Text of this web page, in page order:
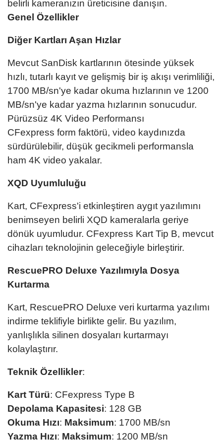
belirli kameranızın üreticisine danışın.
Genel Özellikler
Diğer Kartları Aşan Hızlar
Mevcut SanDisk kartlarının ötesinde yüksek
hızlı, tutarlı kayıt ve gelişmiş bir iş akışı verimliliği,
1700 MB/sn'ye kadar okuma hızlarının ve 1200
MB/sn'ye kadar yazma hızlarının sonucudur.
Pürüzsüz 4K Video Performansı
CFexpress form faktörü, video kaydınızda
sürdürülebilir, düşük gecikmeli performansla
ham 4K video yakalar.
XQD Uyumluluğu
Kart, CFexpress'i etkinleştiren aygıt yazılımını
benimseyen belirli XQD kameralarla geriye
dönük uyumludur. CFexpress Kart Tip B, mevcut
cihazları teknolojinin geleceğiyle birleştirir.
RescuePRO Deluxe Yazılımıyla Dosya
Kurtarma
Kart, RescuePRO Deluxe veri kurtarma yazılımı
indirme teklifiyle birlikte gelir. Bu yazılım,
yanlışlıkla silinen dosyaları kurtarmayı
kolaylaştırır.
Teknik Özellikler:
Kart Türü: CFexpress Type B
Depolama Kapasitesi: 128 GB
Okuma Hızı: Maksimum: 1700 MB/sn
Yazma Hızı: Maksimum: 1200 MB/sn